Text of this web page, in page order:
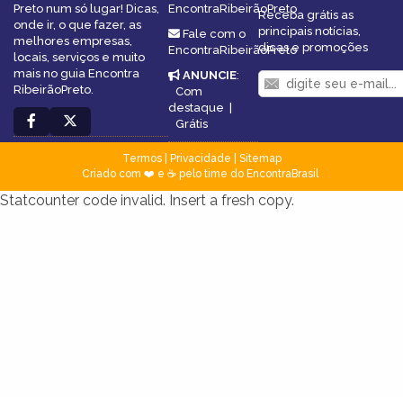
Preto num só lugar! Dicas,
onde ir, o que fazer, as
melhores empresas,
locais, serviços e muito
mais no guia Encontra
RibeirãoPreto.
EncontraRibeirãoPreto
Fale com o
EncontraRibeirãoPreto
ANUNCIE:
Com
destaque
Grátis
Receba grátis as
principais notícias,
dicas e promoções
Termos| Privacidade
Sitemap
Criado com ❤️ e ☕ pelo time do EncontraBrasil
Statcounter code invalid. Insert a fresh copy.